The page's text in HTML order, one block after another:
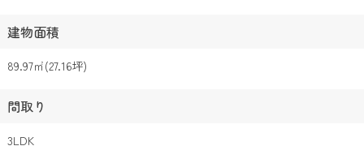
建物面積
89.97㎡(27.16坪)
間取り
3LDK